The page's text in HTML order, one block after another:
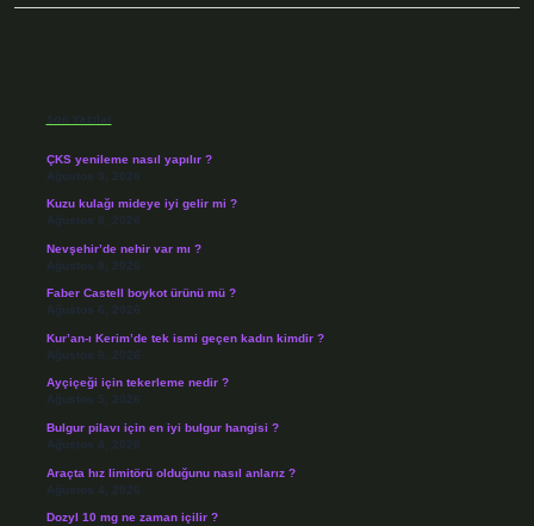
Son Yazılar
ÇKS yenileme nasıl yapılır ?
Ağustos 9, 2026
Kuzu kulağı mideye iyi gelir mi ?
Ağustos 8, 2026
Nevşehir’de nehir var mı ?
Ağustos 8, 2026
Faber Castell boykot ürünü mü ?
Ağustos 6, 2026
Kur’an-ı Kerim’de tek ismi geçen kadın kimdir ?
Ağustos 6, 2026
Ayçiçeği için tekerleme nedir ?
Ağustos 5, 2026
Bulgur pilavı için en iyi bulgur hangisi ?
Ağustos 4, 2026
Araçta hız limitörü olduğunu nasıl anlarız ?
Ağustos 4, 2026
Dozyl 10 mg ne zaman içilir ?